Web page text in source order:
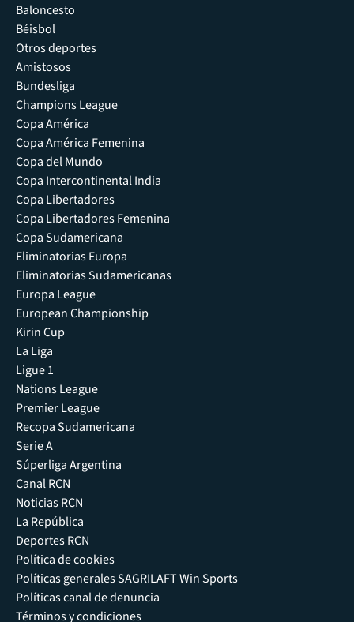
Baloncesto
Béisbol
Otros deportes
Amistosos
Bundesliga
Champions League
Copa América
Copa América Femenina
Copa del Mundo
Copa Intercontinental India
Copa Libertadores
Copa Libertadores Femenina
Copa Sudamericana
Eliminatorias Europa
Eliminatorias Sudamericanas
Europa League
European Championship
Kirin Cup
La Liga
Ligue 1
Nations League
Premier League
Recopa Sudamericana
Serie A
Súperliga Argentina
Canal RCN
Noticias RCN
La República
Deportes RCN
Política de cookies
Políticas generales SAGRILAFT Win Sports
Políticas canal de denuncia
Términos y condiciones